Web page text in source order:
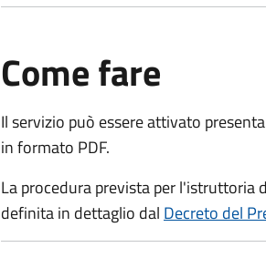
Come fare
Il servizio può essere attivato
in formato PDF.
La procedura prevista per l'istruttoria
definita in dettaglio dal Decreto del